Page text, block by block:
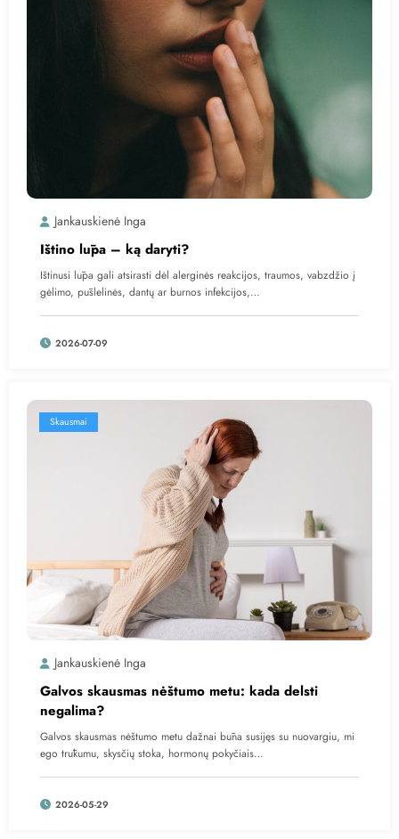
Jankauskienė Inga
Ištino lūpa – ką daryti?
Ištinusi lūpa gali atsirasti dėl alerginės reakcijos, traumos, vabzdžio į
gėlimo, pūslelinės, dantų ar burnos infekcijos,…
2026-07-09
Skausmai
Jankauskienė Inga
Galvos skausmas nėštumo metu: kada delsti
negalima?
Galvos skausmas nėštumo metu dažnai būna susijęs su nuovargiu, mi
ego trūkumu, skysčių stoka, hormonų pokyčiais…
2026-05-29